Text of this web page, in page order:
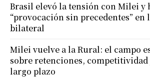
Brasil elevó la tensión con Milei y
“provocación sin precedentes” en
bilateral
Milei vuelve a la Rural: el campo
sobre retenciones, competitividad
largo plazo